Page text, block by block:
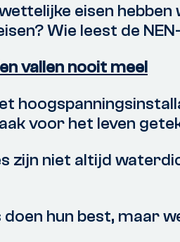
eisen
Wie leest de
vallen nooit mee!
voor het leven
zijn niet altijd
doen hun best, maar